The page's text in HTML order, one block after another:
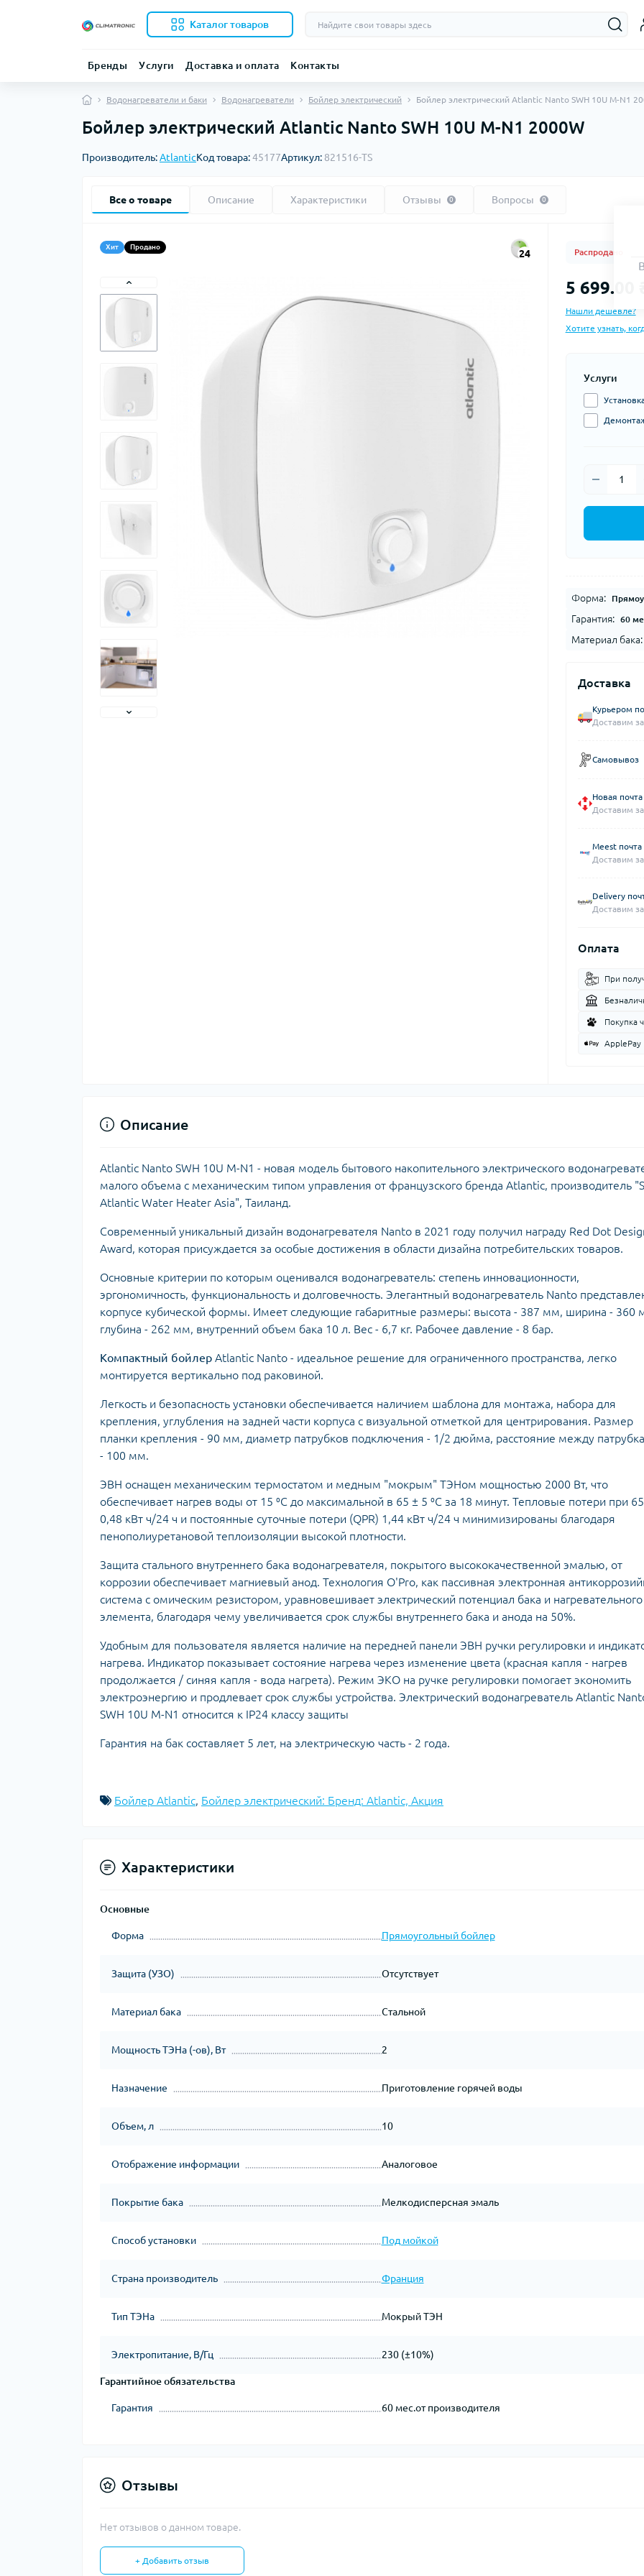
Каталог товаров
Бренды Услуги Доставка и оплата Контакты
Водонагреватели и баки Водонагреватели Бойлер электрический Бойлер электрический Atlantic Nanto SWH 10U M-N1
Бойлер электрический Atlantic Nanto SWH 10U M-N1 2000W
Производитель:AtlanticКод товара:45177Артикул: 821516-TS
Все о товаре Описание Характеристики Отзывы 0 Вопросы 0
Хит Продано
24 Распродано
5 699.00 ₴
Нашли дешевле?
Хотите узнать,
Услуги
Форма:
Гарантия: 60
Материал бака:
Доставка
Курьером
Доставим
Самовывоз
Новая почта
Доставим
Meest почта
Доставим
Delivery
Доставим
Оплата
При
Покупка
ApplePay
Описание
Atlantic Nanto SWH 10U M-N1 - новая модель бытового накопительного электрического
малого объема с механическим типом управления от французского бренда Atlantic, производитель
Atlantic Water Heater Asia", Таиланд.
Современный уникальный дизайн водонагревателя Nanto в 2021 году получил награду Red Dot
Award, которая присуждается за особые достижения в области дизайна потребительских товаров.
Основные критерии по которым оценивался водонагреватель: степень инновационности,
эргономичность, функциональность и долговечность. Элегантный водонагреватель Nanto
корпусе кубической формы. Имеет следующие габаритные размеры: высота - 387 мм, ширина - 360
глубина - 262 мм, внутренний объем бака 10 л. Вес - 6,7 кг. Рабочее давление - 8 бар.
Компактный бойлер Atlantic Nanto - идеальное решение для ограниченного пространства, легко
монтируется вертикально под раковиной.
Легкость и безопасность установки обеспечивается наличием шаблона для монтажа, набора для
крепления, углубления на задней части корпуса с визуальной отметкой для центрирования. Размер
планки крепления - 90 мм, диаметр патрубков подключения - 1/2 дюйма, расстояние между
- 100 мм.
ЭВН оснащен механическим термостатом и медным "мокрым" ТЭНом мощностью 2000 Вт, что
обеспечивает нагрев воды от 15 ⁰C до максимальной в 65 ± 5 ⁰C за 18 минут. Тепловые потери при 65
0,48 кВт ч/24 ч и постоянные суточные потери (QPR) 1,44 кВт ч/24 ч минимизированы благодаря
пенополиуретановой теплоизоляции высокой плотности.
Защита стального внутреннего бака водонагревателя, покрытого высококачественной эмалью, от
коррозии обеспечивает магниевый анод. Технология O'Pro, как пассивная электронная
система с омическим резистором, уравновешивает электрический потенциал бака и нагревательного
элемента, благодаря чему увеличивается срок службы внутреннего бака и анода на 50%.
Удобным для пользователя является наличие на передней панели ЭВН ручки регулировки и
нагрева. Индикатор показывает состояние нагрева через изменение цвета (красная капля - нагрев
продолжается / синяя капля - вода нагрета). Режим ЭКО на ручке регулировки помогает экономить
электроэнергию и продлевает срок службы устройства. Электрический водонагреватель Atlantic
SWH 10U M-N1 относится к IP24 классу защиты
Гарантия на бак составляет 5 лет, на электрическую часть - 2 года.
Бойлер Atlantic Бойлер электрический: Бренд: Atlantic, Акция
Характеристики
Основные
Форма Прямоугольный бойлер
Защита (УЗО) Отсутствует
Материал бака Стальной
Мощность ТЭНа (-ов), Вт 2
Назначение Приготовление горячей воды
Объем, л 10
Отображение информации Аналоговое
Покрытие бака Мелкодисперсная эмаль
Способ установки Под мойкой
Страна производитель Франция
Тип ТЭНа Мокрый ТЭН
Электропитание, В/Гц 230 (±10%)
Гарантийное обязательства
Гарантия 60 мес.от производителя
Отзывы
Нет отзывов о данном товаре.
+ Добавить отзыв